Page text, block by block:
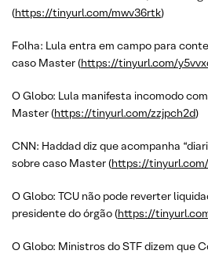
(https://tinyurl.com/mwv36rtk)
Folha: Lula entra em campo para
caso Master (https://tinyurl.com/
O Globo: Lula manifesta incomodo
Master (https://tinyurl.com/zzjpch2d)
CNN: Haddad diz que acompanha
sobre caso Master (https://
O Globo: TCU não pode reverter
presidente do órgão (https://
O Globo: Ministros do STF dizem que